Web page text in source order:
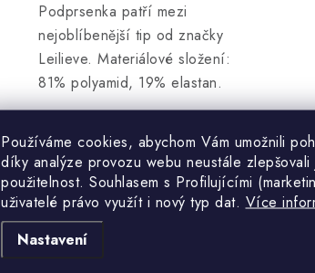
Používáme cookies, abychom Vám umožnili
díky analýze provozu webu neustále
použitelnost. Souhlasem s Profilujícími
uživatelé právo využít i nový typ dat. Více
Nastavení
Podprsenka patří mezi
nejoblíbenější tip od značky
Leilieve. Materiálové složení:
81% polyamid, 19% elastan.
Buďte první, kdo napíše příspěvek k této